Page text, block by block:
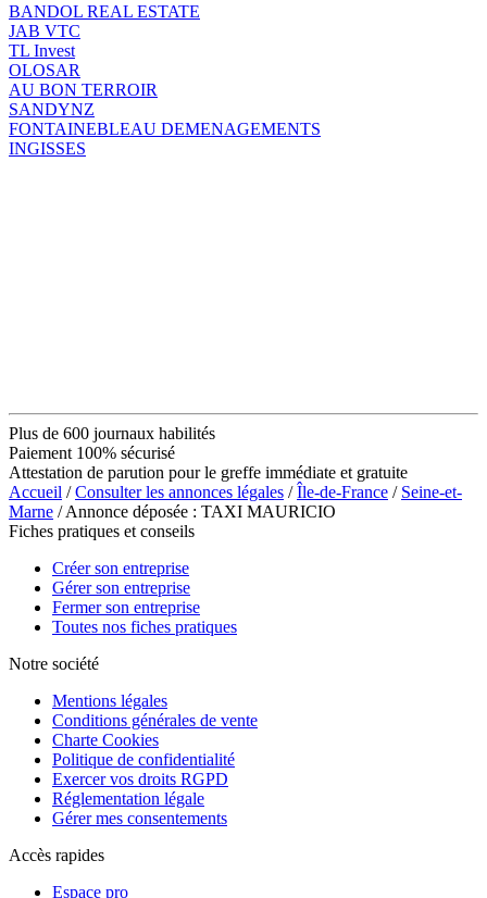
BANDOL REAL ESTATE
JAB VTC
TL Invest
OLOSAR
AU BON TERROIR
SANDYNZ
FONTAINEBLEAU DEMENAGEMENTS
INGISSES
Plus de 600 journaux habilités
Paiement 100% sécurisé
Attestation de parution pour le greffe immédiate et gratuite
Accueil /Consulter les annonces légales /Île-de-France / Seine-et-
Marne / Annonce déposée : TAXI MAURICIO
Fiches pratiques et conseils
Créer son entreprise
Gérer son entreprise
Fermer son entreprise
Toutes nos fiches pratiques
Notre société
Mentions légales
Conditions générales de vente
Charte Cookies
Politique de confidentialité
Exercer vos droits RGPD
Réglementation légale
Gérer mes consentements
Accès rapides
Espace pro